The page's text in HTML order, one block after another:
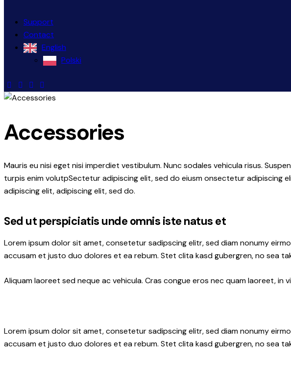
Support
Contact
English
Polski
Accessories
Mauris eu nisi eget nisi imperdiet vestibulum. Nunc sodales vehicula risus.
turpis enim volutpSectetur adipiscing elit, sed do eiusm onsectetur
adipiscing elit, adipiscing elit, sed do.
Sed ut perspiciatis unde omnis iste natus et
Lorem ipsum dolor sit amet, consetetur sadipscing elitr, sed diam nonumy
accusam et justo duo dolores et ea rebum. Stet clita kasd gubergren, no sea
Aliquam laoreet sed neque ac vehicula. Cras congue eros nec quam laoreet,
Lorem ipsum dolor sit amet, consetetur sadipscing elitr, sed diam nonumy
accusam et justo duo dolores et ea rebum. Stet clita kasd gubergren, no sea